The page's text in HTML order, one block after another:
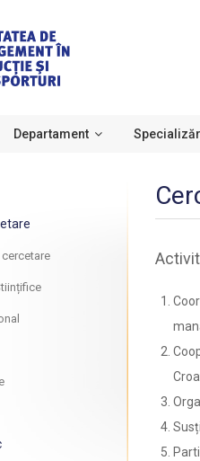
Departament